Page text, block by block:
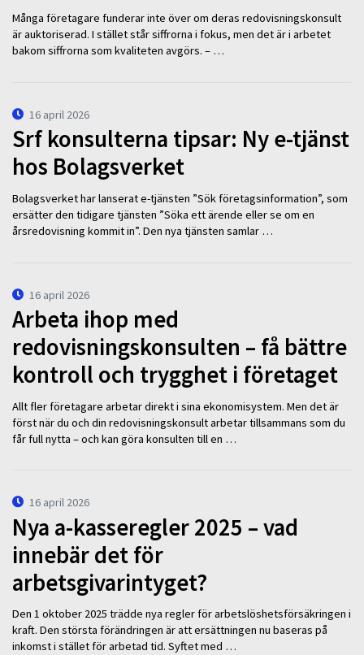
Många företagare funderar inte över om deras redovisningskonsult
är auktoriserad. I stället står siffrorna i fokus, men det är i arbetet
bakom siffrorna som kvaliteten avgörs. – …
16 april 2026
Srf konsulterna tipsar: Ny e-tjänst
hos Bolagsverket
Bolagsverket har lanserat e-tjänsten ”Sök företagsinformation”, som
ersätter den tidigare tjänsten ”Söka ett ärende eller se om en
årsredovisning kommit in”. Den nya tjänsten samlar …
16 april 2026
Arbeta ihop med
redovisningskonsulten – få bättre
kontroll och trygghet i företaget
Allt fler företagare arbetar direkt i sina ekonomisystem. Men det är
först när du och din redovisningskonsult arbetar tillsammans som du
får full nytta – och kan göra konsulten till en …
16 april 2026
Nya a-kasseregler 2025 – vad
innebär det för
arbetsgivarintyget?
Den 1 oktober 2025 trädde nya regler för arbetslöshetsförsäkringen i
kraft. Den största förändringen är att ersättningen nu baseras på
inkomst i stället för arbetad tid. Syftet med …